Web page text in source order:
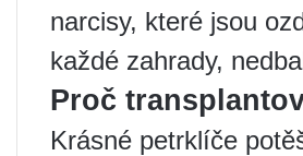
narcisy, které jsou
každé zahrady,
Proč
Krásné petrklíče